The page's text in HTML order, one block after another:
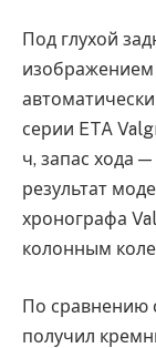
Под глухой
изображением
серии ETA
ч, запас хода
результат
хронографа
колонным
По сравнению
получил